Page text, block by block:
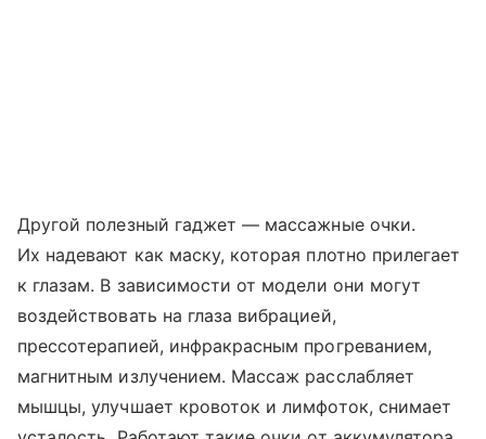
Другой полезный гаджет — массажные очки.
Их надевают как маску, которая плотно прилегает
к глазам. В зависимости от модели они могут
воздействовать на глаза вибрацией,
прессотерапией, инфракрасным прогреванием,
магнитным излучением. Массаж расслабляет
мышцы, улучшает кровоток и лимфоток, снимает